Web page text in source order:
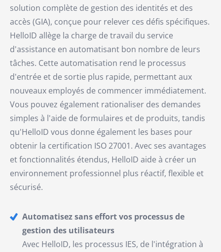
solution complète de gestion des identités et des
accès (GIA), conçue pour relever ces défis spécifiques.
HelloID allège la charge de travail du service
d'assistance en automatisant bon nombre de leurs
tâches. Cette automatisation rend le processus
d'entrée et de sortie plus rapide, permettant aux
nouveaux employés de commencer immédiatement.
Vous pouvez également rationaliser des demandes
simples à l'aide de formulaires et de produits, tandis
qu'HelloID vous donne également les bases pour
obtenir la certification ISO 27001. Avec ses avantages
et fonctionnalités étendus, HelloID aide à créer un
environnement professionnel plus réactif, flexible et
sécurisé.
Automatisez sans effort vos processus de
gestion des utilisateurs
Avec HelloID, les processus IES, de l'intégration à